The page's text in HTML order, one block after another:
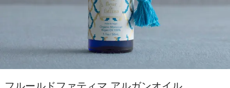
フルールドファティマ アルガンオイル